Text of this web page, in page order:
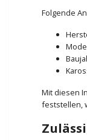
Folgende
Mit diesen
feststellen,